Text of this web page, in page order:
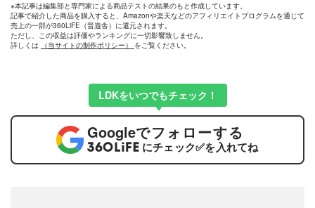
※本記事は編集部と専門家による商品テストの結果のもと作成しています。
記事で紹介した商品を購入すると、Amazonや楽天などのアフィリエイトプログラムを通じて
売上の一部が360LiFE（晋遊舎）に還元されます。
ただし、この収益は評価やランキングに一切影響致しません。
詳しくは
（当サイトの制作ポリシー） をご覧ください。
LDKをいつでもチェック！
Googleでフォローする
にチェック✅を入れてね